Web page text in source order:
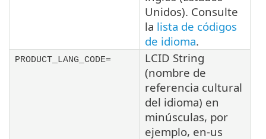
Unidos). Consulte
la lista de códigos
de idioma.
PRODUCT_LANG_CODE=
LCID String
(nombre de
referencia cultural
del idioma) en
minúsculas, por
ejemplo, en-us